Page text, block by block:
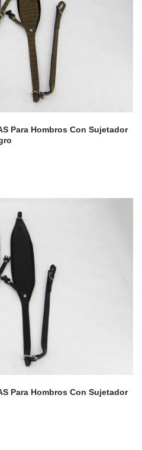
Para Hombros Con Sujetador
Para Hombros Con Sujetador